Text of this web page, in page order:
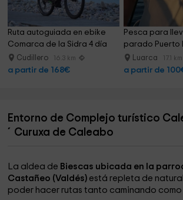
Ruta autoguiada en ebike
Comarca de la Sidra 4 día
Cudillero 16.3 km
a partir de 168€
Pesca para
parado Puerto
Luarca 17.1 km
a partir de
Entorno de Complejo turístico
´Curuxa de Caleabo
La aldea de Biescas ubicada en la
Castañeo (Valdés) está repleta de
poder hacer rutas tanto caminando